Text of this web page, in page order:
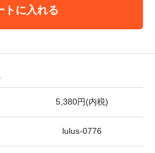
トに入れる
5,380円(内税)
lulus-0776